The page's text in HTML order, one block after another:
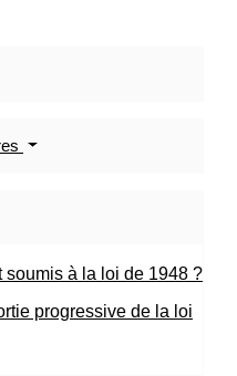
soumis à la loi de 1948 ?
progressive de la loi